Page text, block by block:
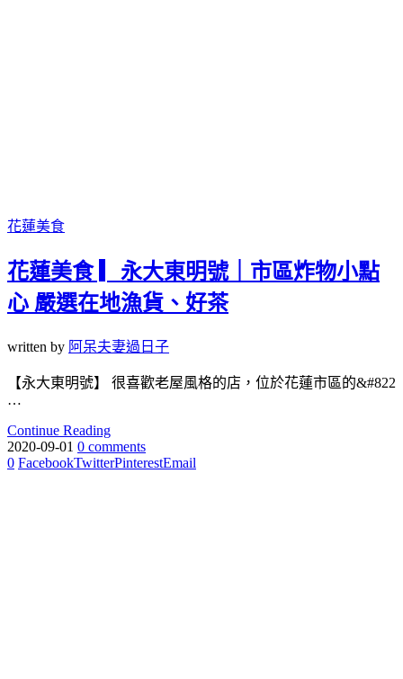
花蓮美食
花蓮美食 ▎永大東明號｜市區炸物小點
心 嚴選在地漁貨、好茶
written by 阿呆夫妻過日子
【永大東明號】 很喜歡老屋風格的店，位於花蓮市區的&#822
…
Continue Reading
2020-09-01 0 comments
0 FacebookTwitterPinterestEmail